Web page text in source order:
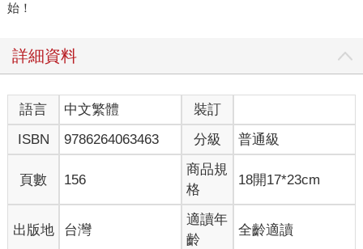
始！
詳細資料
語言 中文繁體
裝訂
ISBN
9786264063463 分級 普通級
頁數 156
商品規
格
18開17*23cm
出版地 台灣
適讀年
齡
全齡適讀